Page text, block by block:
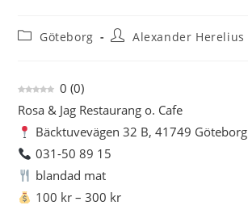
Inläggskategori:
Göteborg Inläggsförfattare:
Alexander Herelius
0 (0)
Rosa & Jag Restaurang o. Cafe
Bäcktuvevägen 32 B, 41749 Göteborg
031-50 89 15
blandad mat
100 kr – 300 kr